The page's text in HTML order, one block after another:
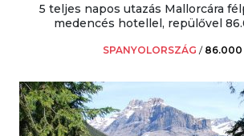
5 teljes napos utazás Mallorcára
medencés hotellel, repülővel
SPANYOLORSZÁG / 86.000